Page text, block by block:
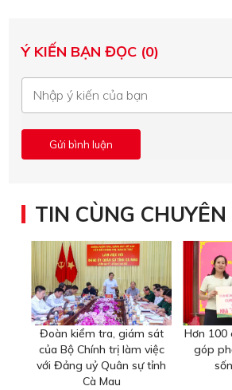
Ý KIẾN BẠN ĐỌC (0)
TIN CÙNG CHUYÊN
Đoàn kiểm tra, giám sát
của Bộ Chính trị làm việc
với Đảng uỷ Quân sự tỉnh
Cà Mau
Hơn 100
góp